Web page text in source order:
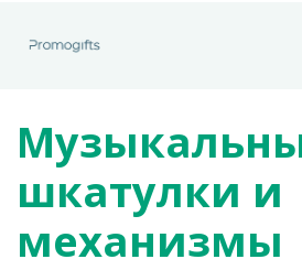
шкатулки и
механизмы